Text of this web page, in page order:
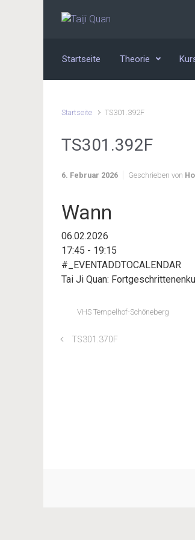
Zum Hauptinhalt springen
Startseite Theorie
Startseite TS301.392F
TS301.392F
6. Februar 2026 Geschrieben von
Wann
06.02.2026
17:45 - 19:15
#_EVENTADDTOCALENDAR
Tai Ji Quan:
VHS Tempelhof-Schöneberg
TS301.370F